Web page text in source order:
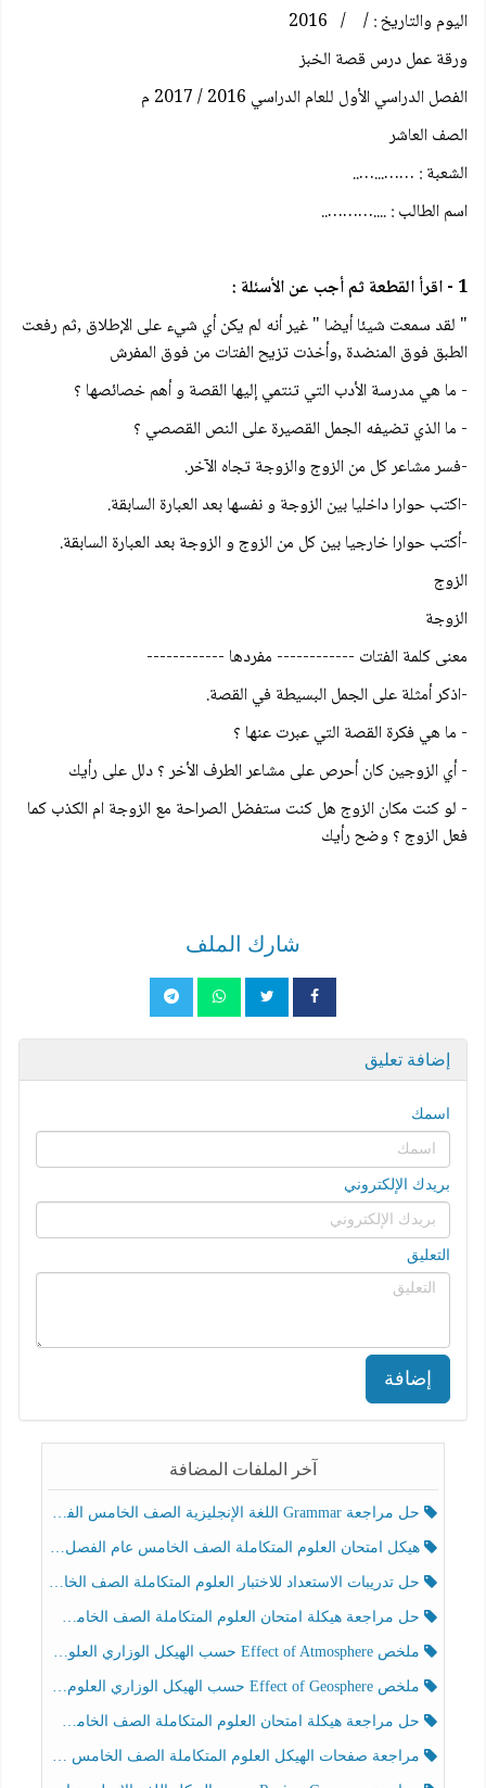
اليوم والتاريخ : / / 2016
ورقة عمل درس قصة الخبز
الفصل الدراسي الأول للعام الدراسي 2016 / 2017 م
الصف العاشر
الشعبة : ……...…..
اسم الطالب : ....………..
1 - اقرأ القطعة ثم أجب عن الأسئلة :
" لقد سمعت شيئا أيضا " غير أنه لم يكن أي شيء على الإطلاق ,ثم رفعت
الطبق فوق المنضدة ,وأخذت تزيح الفتات من فوق المفرش
- ما هي مدرسة الأدب التي تنتمي إليها القصة و أهم خصائصها ؟
- ما الذي تضيفه الجمل القصيرة على النص القصصي ؟
-فسر مشاعر كل من الزوج والزوجة تجاه الآخر.
-اكتب حوارا داخليا بين الزوجة و نفسها بعد العبارة السابقة.
-أكتب حوارا خارجيا بين كل من الزوج و الزوجة بعد العبارة السابقة.
الزوج
الزوجة
معنی کلمة الفتات ------------ مفردها ------------
-اذكر أمثلة على الجمل البسيطة في القصة.
- ما هي فكرة القصة التي عبرت عنها ؟
- أي الزوجين كان أحرص على مشاعر الطرف الأخر ؟ دلل على رأيك
- لو كنت مكان الزوج هل كنت ستفضل الصراحة مع الزوجة ام الكذب كما
فعل الزوج ؟ وضح رأيك
شارك الملف
إضافة تعليق
اسمك
بريدك الإلكتروني
التعليق
إضافة
آخر الملفات المضافة
حل مراجعة Grammar اللغة الإنجليزية الصف الخامس الفصل الثالث
هيكل امتحان العلوم المتكاملة الصف الخامس عام الفصل الدراسي الثالث 2025-2026
حل تدريبات الاستعداد للاختبار العلوم المتكاملة الصف الخامس عام الفصل الثالث
حل مراجعة هيكلة امتحان العلوم المتكاملة الصف الخامس انسبير الفصل الثالث
ملخص Effect of Atmosphere حسب الهيكل الوزاري العلوم المتكاملة الصف الخامس انسبير الفصل الثالث
ملخص Effect of Geosphere حسب الهيكل الوزاري العلوم المتكاملة الصف الخامس انسبير الفصل الثالث
حل مراجعة هيكلة امتحان العلوم المتكاملة الصف الخامس عام الفصل الثالث
مراجعة صفحات الهيكل العلوم المتكاملة الصف الخامس انسبير الفصل الثالث